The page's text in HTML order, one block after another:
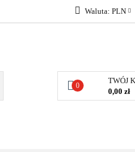
Waluta: PLN
0
TWÓJ
0,00 zł
KONTAKT